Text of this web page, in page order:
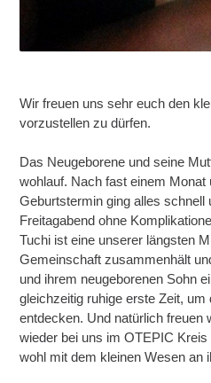
Wir freuen uns sehr euch den
vorzustellen zu dürfen.
Das Neugeborene und seine
wohlauf. Nach fast einem Monat
Geburtstermin ging alles schnell
Freitagabend ohne
Tuchi ist eine unserer längsten
Gemeinschaft zusammenhält
und ihrem neugeborenen Sohn
gleichzeitig ruhige erste Zeit,
entdecken. Und natürlich freuen
wieder bei uns im OTEPIC
wohl mit dem kleinen Wesen an